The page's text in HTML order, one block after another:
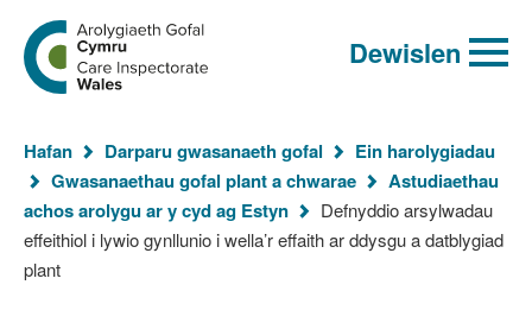
Chwiliad
allweddeiriau
cyflawn
Chwilio
Ewch
i
hafan
Arolygiaeth
Cymru
Dewislen
Rydych
chi
yma:
Hafan Darparu gwasanaeth gofal
Ein harolygiadau
Gwasanaethau gofal plant a chwarae
Astudiaethau
achos arolygu ar y cyd ag Estyn
Defnyddio arsylwadau
effeithiol i lywio gynllunio i wella’r effaith ar ddysgu a datblygiad
plant